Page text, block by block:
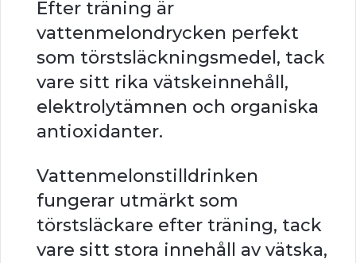
Efter träning är
vattenmelondrycken perfekt
som törstsläckningsmedel, tack
vare sitt rika vätskeinnehåll,
elektrolytämnen och organiska
antioxidanter.
Vattenmelonstilldrinken
fungerar utmärkt som
törstsläckare efter träning, tack
vare sitt stora innehåll av vätska,